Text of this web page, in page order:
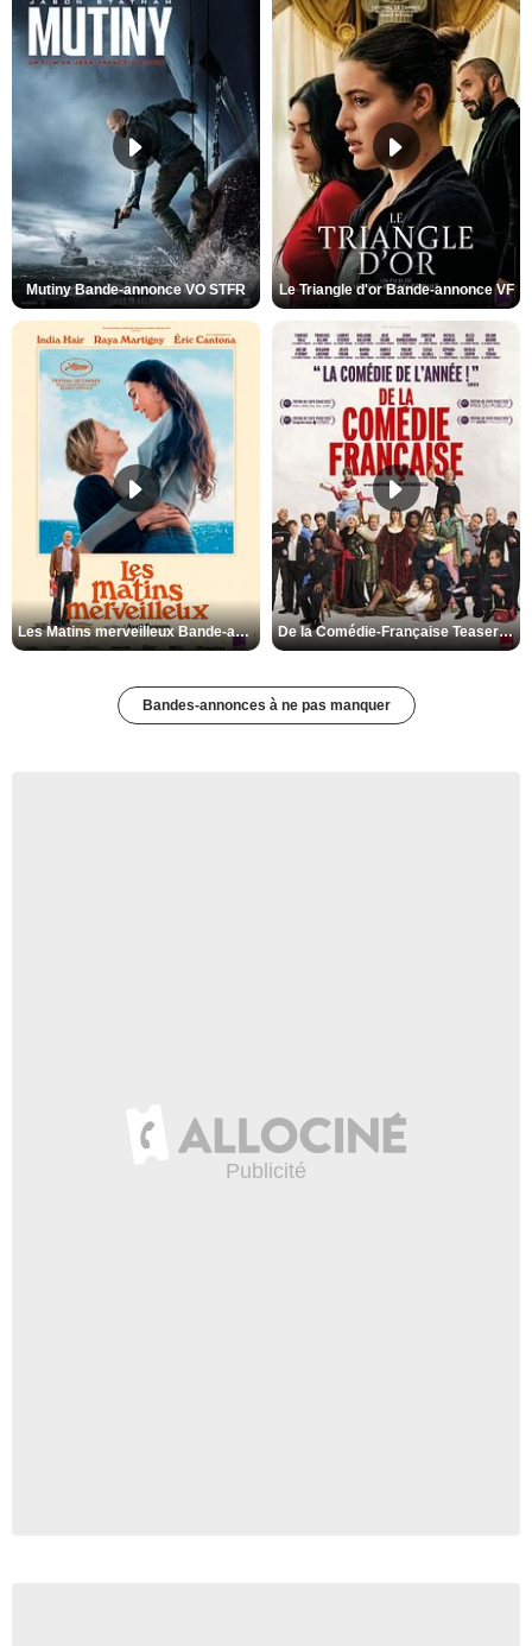
Mutiny Bande-annonce VO STFR Le Triangle d'or Bande-annonce VF
Les Matins merveilleux Bande-annonce VF De la Comédie-Française Teaser VF
Bandes-annonces à ne pas manquer